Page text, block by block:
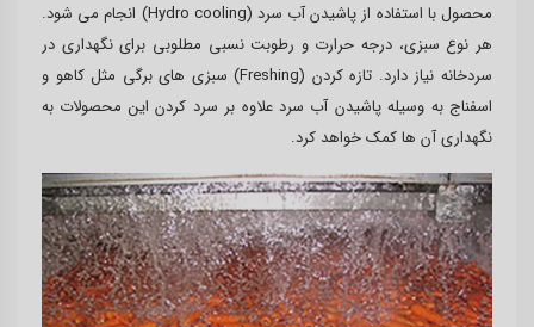
محصول با استفاده از پاشیدن آب سرد (Hydro cooling) انجام می شود.
هر نوع سبزی، درجه حرارت و رطوبت نسبی مطلوبی برای نگهداری در
سردخانه نیاز دارد. تازه کردن (Freshing) سبزی های برگی مثل کاهو و
اسفناج به وسیله پاشیدن آب سرد علاوه بر سرد کردن این محصولات به
نگهداری آن ها کمک خواهد کرد.